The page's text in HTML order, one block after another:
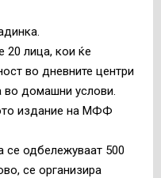
20 лица, кои ќе
во дневните центри
во домашни услови.
издание на МФФ
се одбележуваат 500
се организира